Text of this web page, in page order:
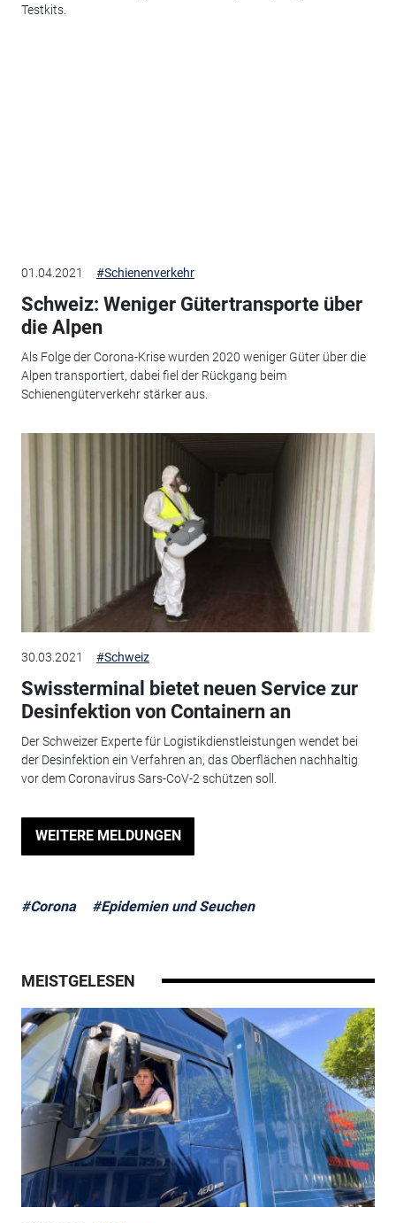
Testkits.
01.04.2021 #Schienenverkehr
Schweiz: Weniger Gütertransporte über
die Alpen
Als Folge der Corona-Krise wurden 2020 weniger Güter über die
Alpen transportiert, dabei fiel der Rückgang beim
Schienengüterverkehr stärker aus.
30.03.2021 #Schweiz
Swissterminal bietet neuen Service zur
Desinfektion von Containern an
Der Schweizer Experte für Logistikdienstleistungen wendet bei
der Desinfektion ein Verfahren an, das Oberflächen nachhaltig
vor dem Coronavirus Sars-CoV-2 schützen soll.
WEITERE MELDUNGEN
#Corona #Epidemien und Seuchen
MEISTGELESEN